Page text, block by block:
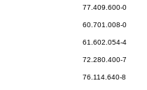
77.409.600-0
60.701.008-0
61.602.054-4
72.280.400-7
76.114.640-8